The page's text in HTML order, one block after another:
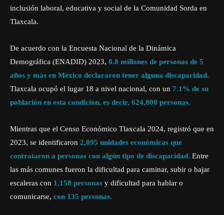
inclusión laboral, educativa y social de la Comunidad Sorda en
Tlaxcala.
De acuerdo con la Encuesta Nacional de la Dinámica
Demográfica (ENADID) 2023, 8.8 millones de personas de 5
años y más en México declararon tener alguna discapacidad.
Tlaxcala ocupó el lugar 18 a nivel nacional, con un 7.1% de su
población en esta condición, es decir, 624,800 personas.
Mientras que el Censo Económico Tlaxcala 2024, registró que en
2023, se identificaron 2,095 unidades económicas que
contrataron a personas con algún tipo de discapacidad. Entre
las más comunes fueron la dificultad para caminar, subir o bajar
escaleras con 1,158 personas y dificultad para hablar o
comunicarse, con 135 personas.